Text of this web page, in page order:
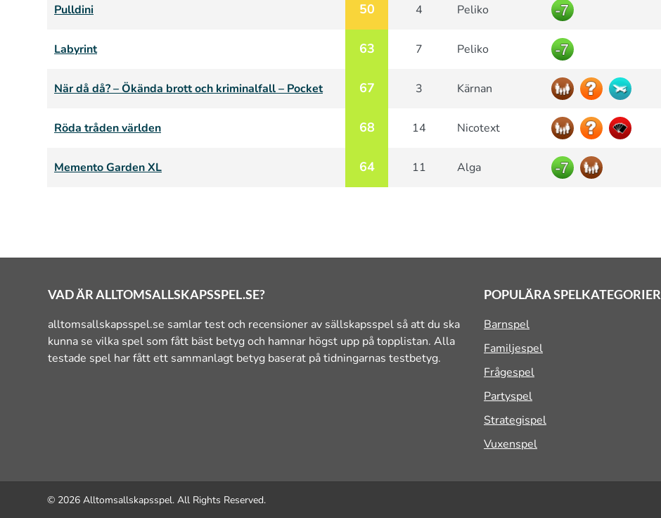
Pulldini 50 4 Peliko
Labyrint 63 7 Peliko
När då då? – Ökända brott och kriminalfall – Pocket 67 3 Kärnan
Röda tråden världen 68 14 Nicotext
Memento Garden XL 64 11 Alga
VAD ÄR ALLTOMSALLSKAPSSPEL.SE?
alltomsallskapsspel.se samlar test och recensioner av sällskapsspel så att du ska
kunna se vilka spel som fått bäst betyg och hamnar högst upp på topplistan. Alla
testade spel har fått ett sammanlagt betyg baserat på tidningarnas testbetyg.
POPULÄRA SPELKATEGORIER
Barnspel
Familjespel
Frågespel
Partyspel
Strategispel
Vuxenspel
© 2026 Alltomsallskapsspel. All Rights Reserved.